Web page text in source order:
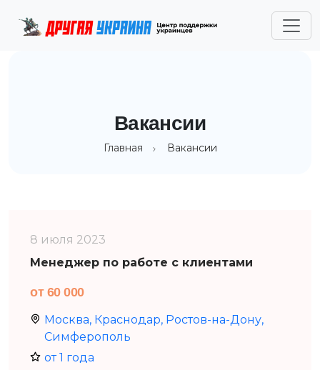
Вакансии
Главная Вакансии
8 июля 2023
Менеджер по работе с клиентами
от 60 000
Москва, Краснодар, Ростов-на-Дону,
Симферополь
от 1 года